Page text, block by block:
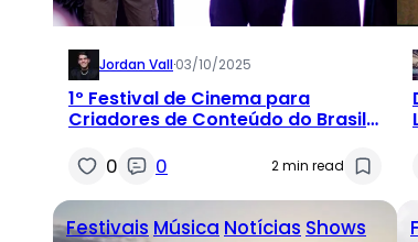
Jordan Vall·03/10/2025
1º Festival de Cinema para
Criadores de Conteúdo do Brasil
0 0 2 min read
Festivais Música Notícias Shows